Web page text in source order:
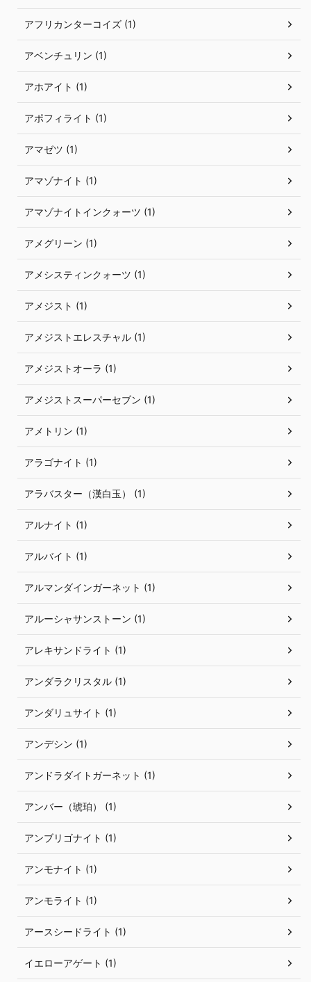
アフリカンターコイズ (1)
アベンチュリン (1)
アホアイト (1)
アポフィライト (1)
アマゼツ (1)
アマゾナイト (1)
アマゾナイトインクォーツ (1)
アメグリーン (1)
アメシスティンクォーツ (1)
アメジスト (1)
アメジストエレスチャル (1)
アメジストオーラ (1)
アメジストスーパーセブン (1)
アメトリン (1)
アラゴナイト (1)
アラバスター（漢白玉） (1)
アルナイト (1)
アルバイト (1)
アルマンダインガーネット (1)
アルーシャサンストーン (1)
アレキサンドライト (1)
アンダラクリスタル (1)
アンダリュサイト (1)
アンデシン (1)
アンドラダイトガーネット (1)
アンバー（琥珀） (1)
アンブリゴナイト (1)
アンモナイト (1)
アンモライト (1)
アースシードライト (1)
イエローアゲート (1)